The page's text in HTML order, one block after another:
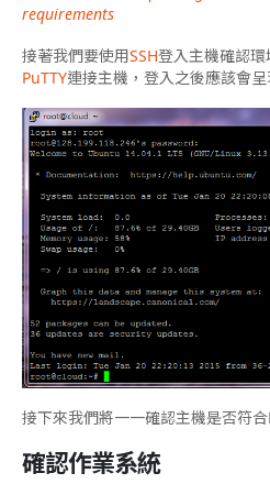
requirements
接著我們要使用SSH登入主機確認
PuTTY連接主機，登入之後應該會呈
接下來我們將一一確認主機是否符
確認作業系統